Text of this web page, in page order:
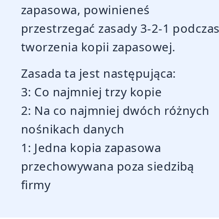
zapasowa, powinieneś
przestrzegać zasady 3-2-1
tworzenia kopii zapasowej.
Zasada ta jest następująca:
3: Co najmniej trzy kopie
2: Na co najmniej dwóch różnych
nośnikach danych
1: Jedna kopia zapasowa
przechowywana poza siedzibą
firmy